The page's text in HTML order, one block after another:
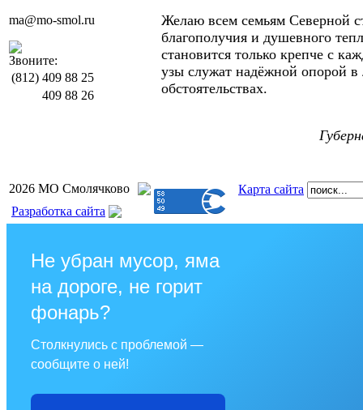
ma@mo-smol.ru
Звоните:
(812) 409 88 25
409 88 26
Желаю всем семьям Северной
благополучия и душевного
становится только крепче с
узы служат надёжной опорой
обстоятельствах.
2026 МО Смолячково
Карта сайта
Разработка сайта
Не убран мусор, яма
на дороге, не горит
фонарь?
Столкнулись с проблемой —
сообщите о ней!